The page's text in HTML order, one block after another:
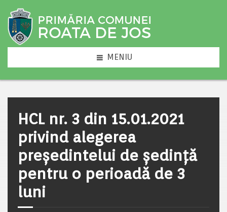
MENIU
HCL nr. 3 din 15.01.2021
privind alegerea
preşedintelui de şedinţă
pentru o perioadă de 3
luni